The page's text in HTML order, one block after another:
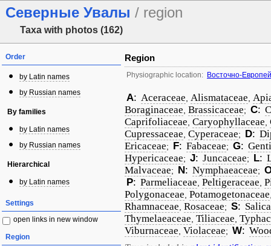
Северные Увалы / region
Taxa with photos (162)
Order
by Latin names
by Russian names
By families
by Latin names
by Russian names
Hierarchical
by Latin names
Settings
open links in new window
Region
Region
Physiographic location: Восточно-
A: Aceraceae Alismataceae
Boraginaceae Brassicaceae; C:
Caprifoliaceae Caryophyllaceae
Cupressaceae Cyperaceae; D:
Ericaceae; F: Fabaceae; G:
Hypericaceae; J: Juncaceae; L:
Malvaceae; N: Nymphaeaceae;
P: Parmeliaceae Peltigeraceae
Polygonaceae Potamogetonaceae
Rhamnaceae Rosaceae; S:
Thymelaeaceae Tiliaceae
Viburnaceae Violaceae; W: